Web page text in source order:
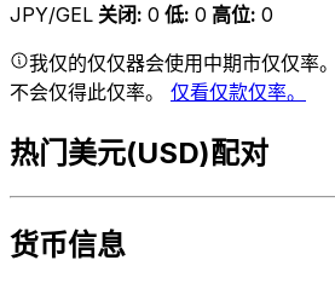
JPY/GEL 关闭: 0 低: 0 高位: 0
我仅的仅仅器会使用中期市仅仅率
不会仅得此仅率。 仅看仅款仅率。
热门美元(USD)配对
货币信息